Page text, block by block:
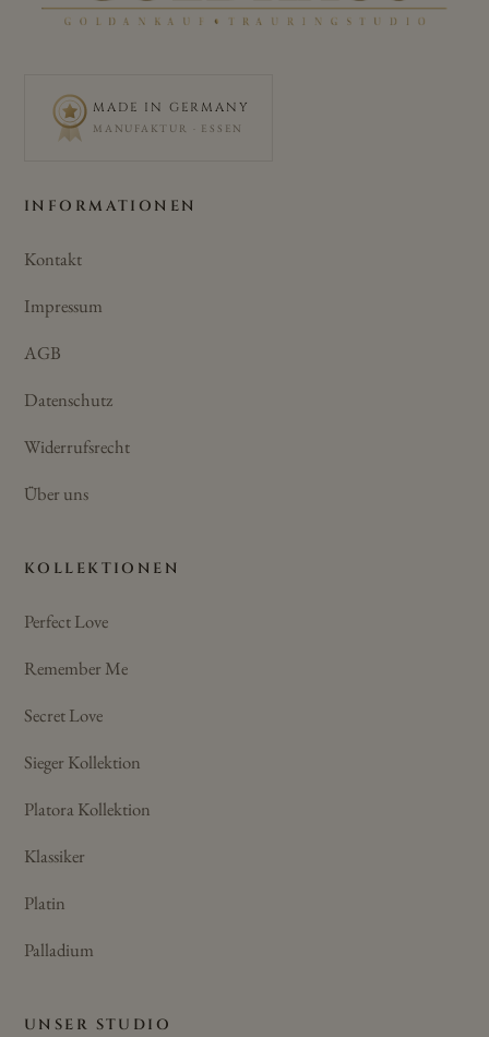
MADE IN GERMANY
MANUFAKTUR · ESSEN
INFORMATIONEN
Kontakt
Impressum
AGB
Datenschutz
Widerrufsrecht
Über uns
KOLLEKTIONEN
Perfect Love
Remember Me
Secret Love
Sieger Kollektion
Platora Kollektion
Klassiker
Platin
Palladium
UNSER STUDIO